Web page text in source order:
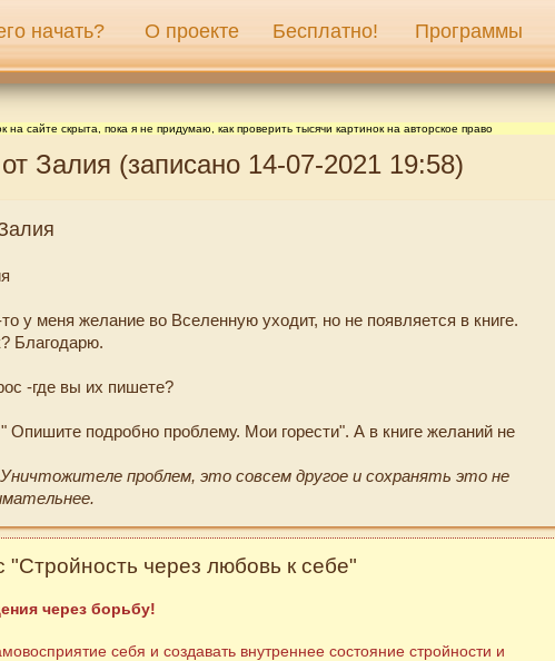
начать? О проекте Бесплатно! Программы
на сайте скрыта, пока я не придумаю, как проверить тысячи картинок на авторское право
Залия (записано 14-07-2021 19:58)
у меня желание во Вселенную уходит, но не появляется в книге.
Благодарю.
-где вы их пишете?
Опишите подробно проблему. Мои горести". А в книге желаний не
проблем, это совсем другое и сохранять это не
"Стройность через любовь к себе"
через борьбу!
себя и создавать внутреннее состояние стройности и